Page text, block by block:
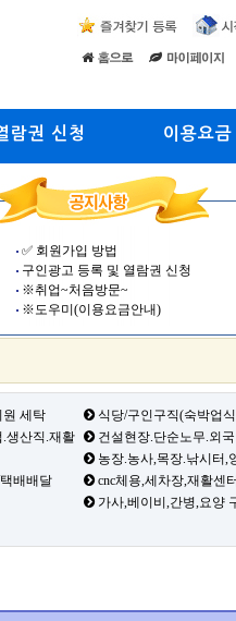
람권 신청 이용요금
✅ 회원가입 방법
구인광고 등록 및 열람권 신청
※취업~처음방문~
※도우미(이용요금안내)
세탁
식당/구인구직(숙박업
생산직.재활
건설현장.단순노무.외국
농장.농사,목장.낚시터,
배배달
cnc체용,세차장,재활센
가사,베이비,간병,요양